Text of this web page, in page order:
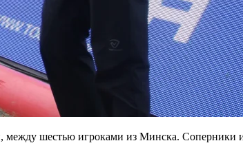
между шестью игроками из Минска.